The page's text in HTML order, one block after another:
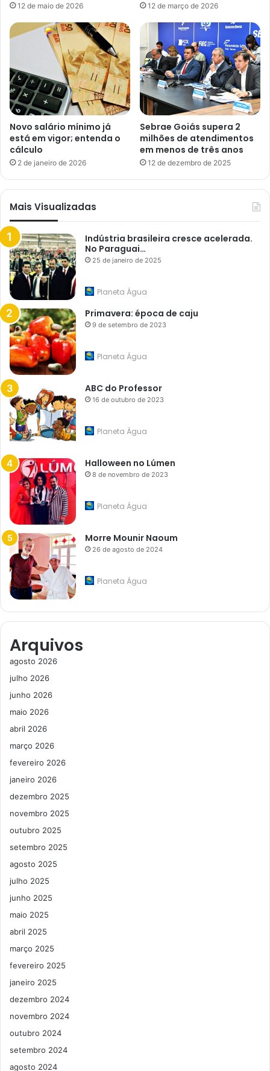
12 de maio de 2026 12 de março de 2026
Novo salário mínimo já
está em vigor; entenda o
cálculo
2 de janeiro de 2026
Sebrae Goiás supera 2
milhões de atendimentos
em menos de três anos
12 de dezembro de 2025
Mais Visualizadas
Indústria brasileira cresce acelerada.
No Paraguai…
25 de janeiro de 2025
Planeta Água
Primavera: época de caju
9 de setembro de 2023
Planeta Água
ABC do Professor
16 de outubro de 2023
Planeta Água
Halloween no Lúmen
8 de novembro de 2023
Planeta Água
Morre Mounir Naoum
26 de agosto de 2024
Planeta Água
Arquivos
agosto 2026
julho 2026
junho 2026
maio 2026
abril 2026
março 2026
fevereiro 2026
janeiro 2026
dezembro 2025
novembro 2025
outubro 2025
setembro 2025
agosto 2025
julho 2025
junho 2025
maio 2025
abril 2025
março 2025
fevereiro 2025
janeiro 2025
dezembro 2024
novembro 2024
outubro 2024
setembro 2024
agosto 2024